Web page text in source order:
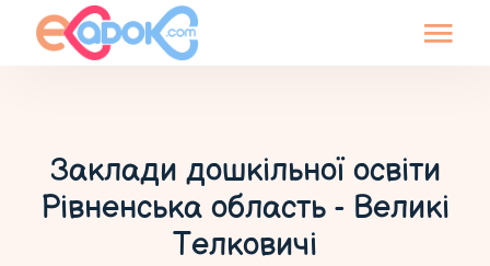
Заклади дошкільної освіти
Рівненська область - Великі
Телковичі